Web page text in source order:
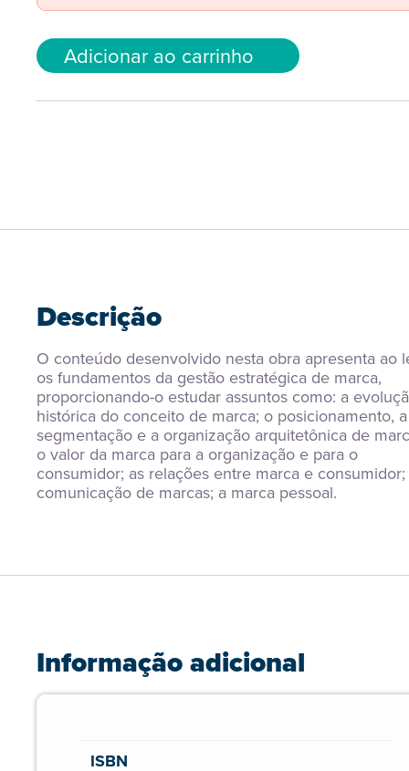
Adicionar ao carrinho
Descrição
O conteúdo desenvolvido nesta obra apresenta ao
os fundamentos da gestão estratégica de marca,
proporcionando-o estudar assuntos como: a
histórica do conceito de marca; o posicionamento, a
segmentação e a organização arquitetônica de
o valor da marca para a organização e para o
consumidor; as relações entre marca e consumidor;
comunicação de marcas; a marca pessoal.
Informação adicional
ISBN